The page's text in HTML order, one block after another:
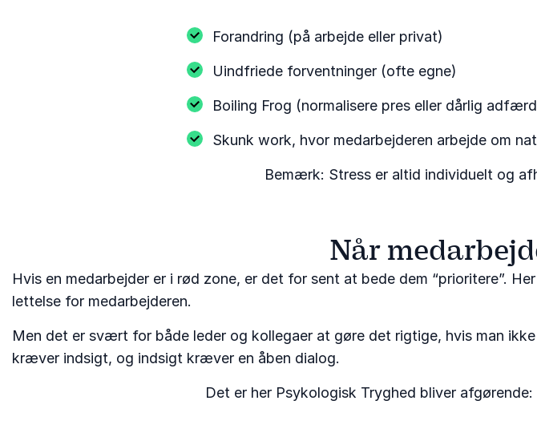
Forandring (på arbejde eller privat)
Uindfriede forventninger (ofte egne)
Boiling Frog (normalisere pres eller dårlig
Skunk work, hvor medarbejderen arbejde om
Bemærk: Stress er altid individuelt og
Når
Hvis en medarbejder er i rød zone, er det for sent at bede dem “prioritere”.
lettelse for medarbejderen.
Men det er svært for både leder og kollegaer at gøre det rigtige, hvis man
kræver indsigt, og indsigt kræver en åben dialog.
Det er her Psykologisk Tryghed bliver